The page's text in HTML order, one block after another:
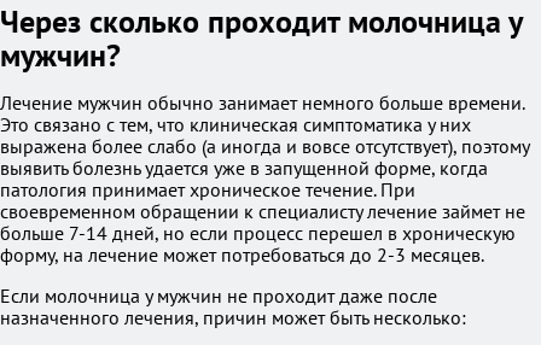
Через сколько проходит молочница у
мужчин?
Лечение мужчин обычно занимает немного больше времени.
Это связано с тем, что клиническая симптоматика у них
выражена более слабо (а иногда и вовсе отсутствует), поэтому
выявить болезнь удается уже в запущенной форме, когда
патология принимает хроническое течение. При
своевременном обращении к специалисту лечение займет не
больше 7-14 дней, но если процесс перешел в хроническую
форму, на лечение может потребоваться до 2-3 месяцев.
Если молочница у мужчин не проходит даже после
назначенного лечения, причин может быть несколько: